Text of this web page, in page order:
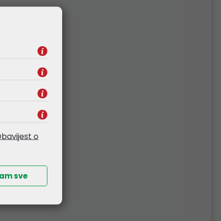
o
sve